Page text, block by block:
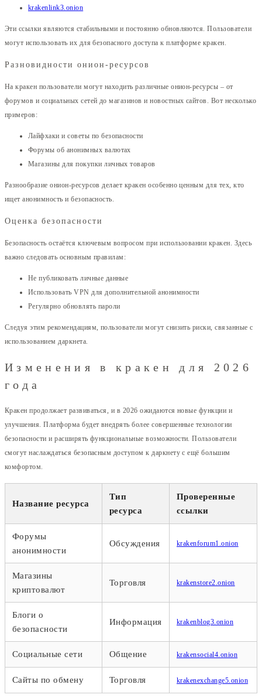
krakenlink3.onion
Эти ссылки являются стабильными и постоянно обновляются. Пользователи
могут использовать их для безопасного доступа к платформе кракен.
Разновидности онион-ресурсов
На кракен пользователи могут находить различные онион-ресурсы – от
форумов и социальных сетей до магазинов и новостных сайтов. Вот несколько
примеров:
Лайфхаки и советы по безопасности
Форумы об анонимных валютах
Магазины для покупки личных товаров
Разнообразие онион-ресурсов делает кракен особенно ценным для тех, кто
ищет анонимность и безопасность.
Оценка безопасности
Безопасность остаётся ключевым вопросом при использовании кракен. Здесь
важно следовать основным правилам:
Не публиковать личные данные
Использовать VPN для дополнительной анонимности
Регулярно обновлять пароли
Следуя этим рекомендациям, пользователи могут снизить риски, связанные с
использованием даркнета.
Изменения в кракен для 2026
года
Кракен продолжает развиваться, и в 2026 ожидаются новые функции и
улучшения. Платформа будет внедрять более совершенные технологии
безопасности и расширять функциональные возможности. Пользователи
смогут наслаждаться безопасным доступом к даркнету с ещё большим
комфортом.
Название ресурса
Тип
ресурса
Проверенные
ссылки
Форумы
анонимности
Обсуждения krakenforum1.onion
Магазины
криптовалют
Торговля krakenstore2.onion
Блоги о
безопасности
Информация krakenblog3.onion
Социальные сети Общение krakensocial4.onion
Сайты по обмену Торговля krakenexchange5.onion